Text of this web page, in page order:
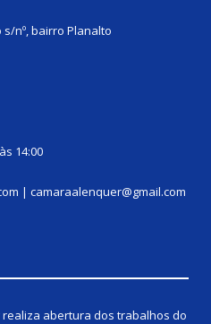
s/nº, bairro Planalto
14:00
| camaraalenquer@gmail.com
abertura dos trabalhos do